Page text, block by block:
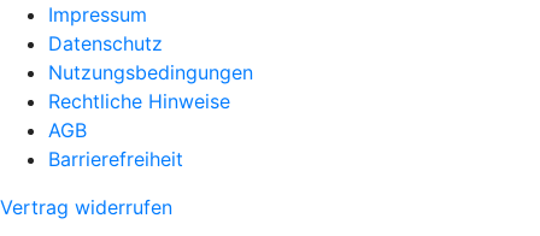
Impressum
Datenschutz
Nutzungsbedingungen
Rechtliche Hinweise
AGB
Barrierefreiheit
Vertrag widerrufen